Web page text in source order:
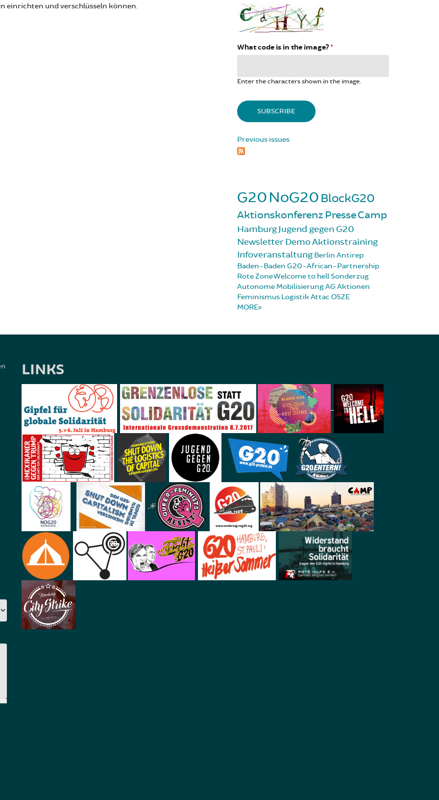
einrichten und verschlüsseln können.
What code is in the image? *
Enter the characters shown in the image.
Previous issues
G20NoG20 BlockG20
Aktionskonferenz PresseCamp
HamburgJugend gegen G20
NewsletterDemoAktionstraining
Infoveranstaltung Berlin Antirep
Baden-Baden G20-African-Partnership
Rote ZoneWelcome to hellSonderzug
Autonome MobilisierungAG Aktionen
Feminismus Logistik Attac OSZE
MORE
LINKS